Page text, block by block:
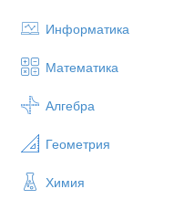
Информатика
Математика
Алгебра
Геометрия
Химия